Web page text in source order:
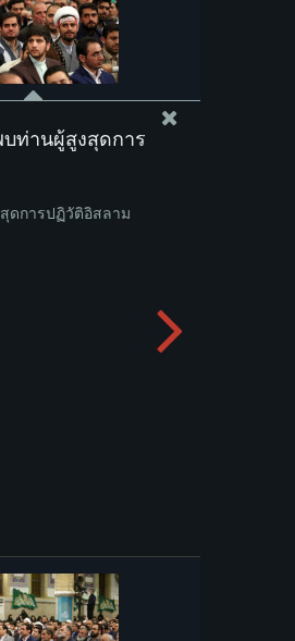
ท่านผู้สูงสุดการ
ดการปฏิวัติอิสลาม